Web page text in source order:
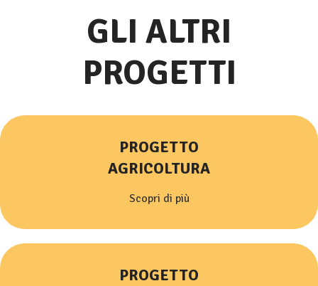
GLI ALTRI
PROGETTI
PROGETTO
AGRICOLTURA
Scopri di più
PROGETTO